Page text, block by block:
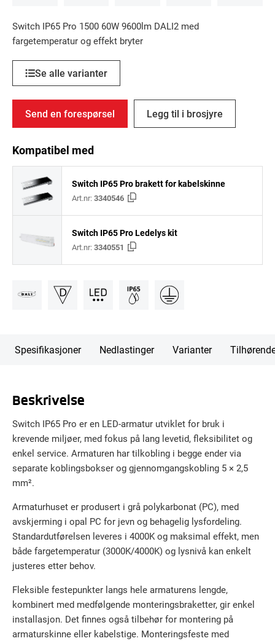
Switch IP65 Pro 1500 60W 9600lm DALI2 med
fargetemperatur og effekt bryter
Se alle varianter
Send en forespørsel Legg til i brosjyre
Kompatibel med
Switch IP65 Pro brakett for kabelskinne
Art.nr:3340546
Switch IP65 Pro Ledelys kit
Art.nr:3340551
Spesifikasjoner Nedlastinger Varianter
Beskrivelse
Switch IP65 Pro er en LED-armatur utviklet for bruk i
krevende miljøer, med fokus på lang levetid, fleksibilitet og
enkel service. Armaturen har tilkobling i begge ender via
separate koblingsbokser og gjennomgangskobling 5 × 2,5
mm².
Armaturhuset er produsert i grå polykarbonat (PC), med
avskjerming i opal PC for jevn og behagelig lysfordeling.
Standardutførelsen leveres i 4000K og maksimal effekt, men
både fargetemperatur (3000K/4000K) og lysnivå kan enkelt
justeres etter behov.
Fleksible festepunkter langs hele armaturens lengde,
kombinert med medfølgende monteringsbraketter, gir enkel
installasjon. Det finnes også tilbehør for montering på
armaturskinne eller kabelstige. Monteringsfeste med